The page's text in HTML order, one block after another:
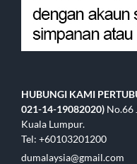
HUBUNGI KAMI
021-14-19082020) No.66
Kuala Lumpur.
Tel: +60103201200
dumalaysia@gmail.com